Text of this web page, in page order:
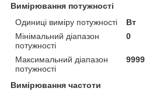
Вимірювання потужності
Одиниці виміру потужності
Вт
Мінімальний діапазон
потужності
0
Максимальний діапазон
потужності
9999
Вимірювання частоти